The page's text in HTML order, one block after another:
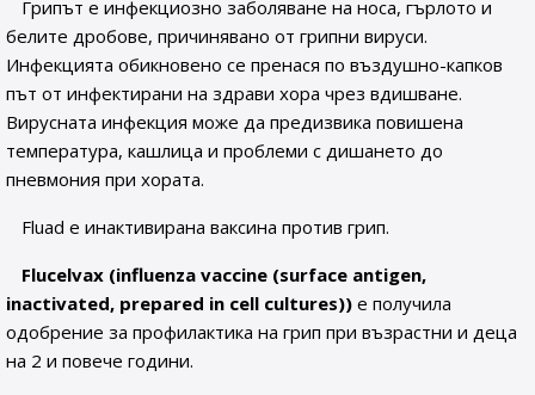
Грипът е инфекциозно заболяване на носа, гърлото и
белите дробове, причинявано от грипни вируси.
Инфекцията обикновено се пренася по въздушно-капков
път от инфектирани на здрави хора чрез вдишване.
Вирусната инфекция може да предизвика повишена
температура, кашлица и проблеми с дишането до
пневмония при хората.
Fluad е инактивирана ваксина против грип.
Flucelvax (influenza vaccine (surface antigen,
inactivated, prepared in cell cultures)) е получила
одобрение за профилактика на грип при възрастни и деца
на 2 и повече години.